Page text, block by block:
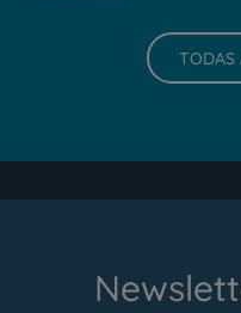
TODAS